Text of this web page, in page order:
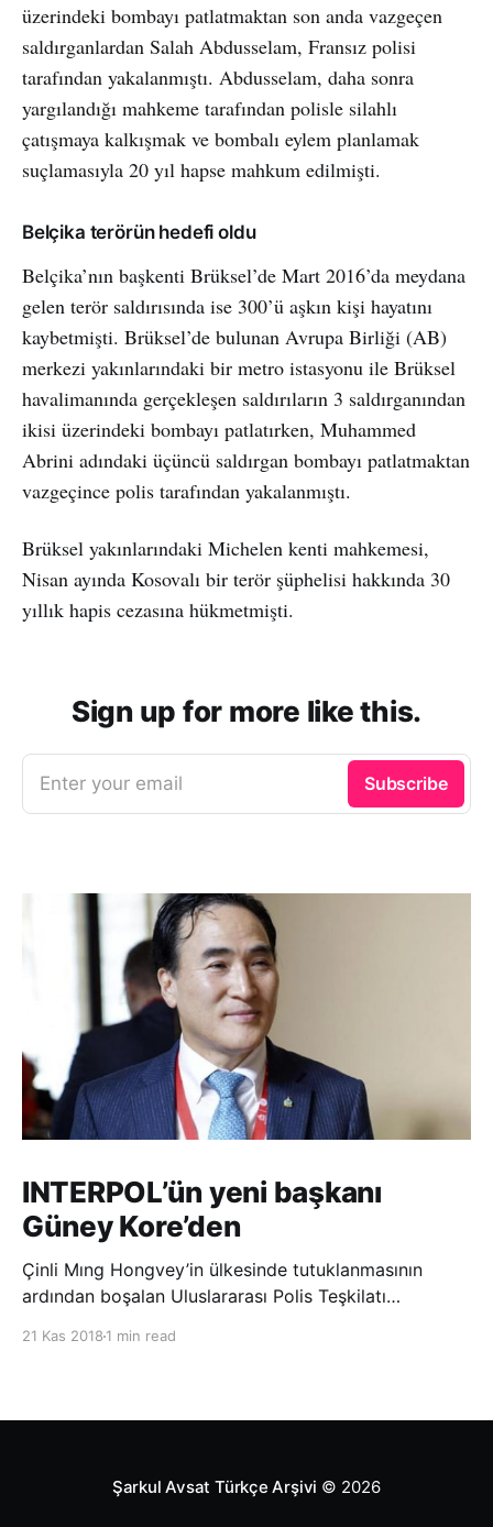
üzerindeki bombayı patlatmaktan son anda vazgeçen
saldırganlardan Salah Abdusselam, Fransız polisi
tarafından yakalanmıştı. Abdusselam, daha sonra
yargılandığı mahkeme tarafından polisle silahlı
çatışmaya kalkışmak ve bombalı eylem planlamak
suçlamasıyla 20 yıl hapse mahkum edilmişti.
Belçika terörün hedefi oldu
Belçika’nın başkenti Brüksel’de Mart 2016’da meydana
gelen terör saldırısında ise 300’ü aşkın kişi hayatını
kaybetmişti. Brüksel’de bulunan Avrupa Birliği (AB)
merkezi yakınlarındaki bir metro istasyonu ile Brüksel
havalimanında gerçekleşen saldırıların 3 saldırganından
ikisi üzerindeki bombayı patlatırken, Muhammed
Abrini adındaki üçüncü saldırgan bombayı patlatmaktan
vazgeçince polis tarafından yakalanmıştı.
Brüksel yakınlarındaki Michelen kenti mahkemesi,
Nisan ayında Kosovalı bir terör şüphelisi hakkında 30
yıllık hapis cezasına hükmetmişti.
Sign up for more like this.
Enter your email Subscribe
INTERPOL’ün yeni başkanı
Güney Kore’den
Çinli Mıng Hongvey’in ülkesinde tutuklanmasının
ardından boşalan Uluslararası Polis Teşkilatı
21 Kas 2018 1 min read
Şarkul Avsat Türkçe Arşivi © 2026